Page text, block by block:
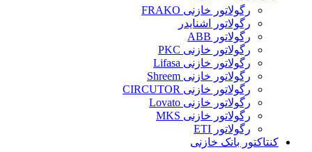
رگولاتور خازنی FRAKO
رگولاتور اشنایدر
رگولاتور ABB
رگولاتور خازنی PKC
رگولاتور خازنی Lifasa
رگولاتور خازنی Shreem
رگولاتور خازنی CIRCUTOR
رگولاتور خازنی Lovato
رگولاتور خازنی MKS
رگولاتور ETI
کنتاکتور بانک خازنی